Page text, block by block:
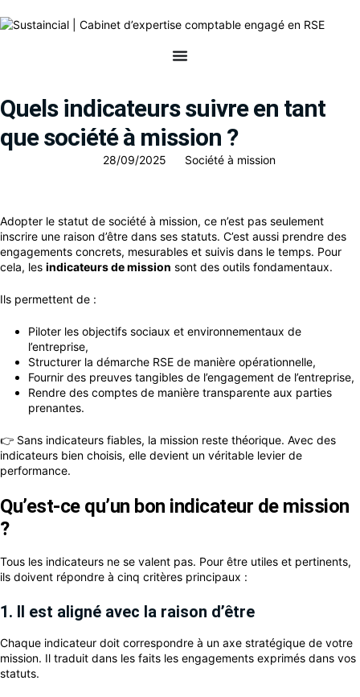
Quels indicateurs suivre en tant
que société à mission ?
28/09/2025 Société à mission
Adopter le statut de société à mission, ce n’est pas seulement
inscrire une raison d’être dans ses statuts. C’est aussi prendre des
engagements concrets, mesurables et suivis dans le temps. Pour
cela, les indicateurs de mission sont des outils fondamentaux.
Ils permettent de :
Piloter les objectifs sociaux et environnementaux de
l’entreprise,
Structurer la démarche RSE de manière opérationnelle,
Fournir des preuves tangibles de l’engagement de l’entreprise,
Rendre des comptes de manière transparente aux parties
prenantes.
👉 Sans indicateurs fiables, la mission reste théorique. Avec des
indicateurs bien choisis, elle devient un véritable levier de
performance.
Qu’est-ce qu’un bon indicateur de mission
?
Tous les indicateurs ne se valent pas. Pour être utiles et pertinents,
ils doivent répondre à cinq critères principaux :
1. Il est aligné avec la raison d’être
Chaque indicateur doit correspondre à un axe stratégique de votre
mission. Il traduit dans les faits les engagements exprimés dans vos
statuts.